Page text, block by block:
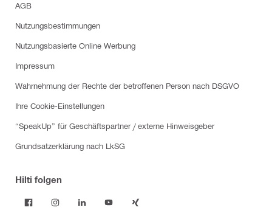
AGB
Nutzungsbestimmungen
Nutzungsbasierte Online Werbung
Impressum
Wahrnehmung der Rechte der betroffenen Person nach DSGVO
Ihre Cookie-Einstellungen
“SpeakUp” für Geschäftspartner / externe Hinweisgeber
Grundsatzerklärung nach LkSG
Hilti folgen